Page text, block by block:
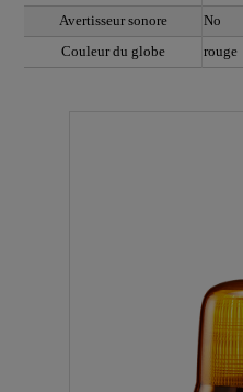
Avertisseur sonore
No
Couleur du globe
rouge